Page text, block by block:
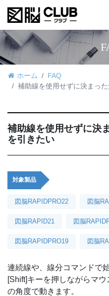
ホーム
FAQ
補助線を使用せずに決まっ
補助線を使用せずに決
を引きたい
対象製品
図脳RAPIDPRO22 図脳
図脳RAPID21 図脳
図脳RAPIDPRO19 図脳
連続線や、線分コマンドで
[Shift]キーを押しながらマ
の角度で動きます。